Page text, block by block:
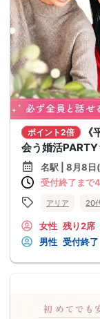
ポイント2倍
《
会う婚活
名駅 | 8月8日
受付終了まで
アリア 20
女性 残り2席
男性 受付終了